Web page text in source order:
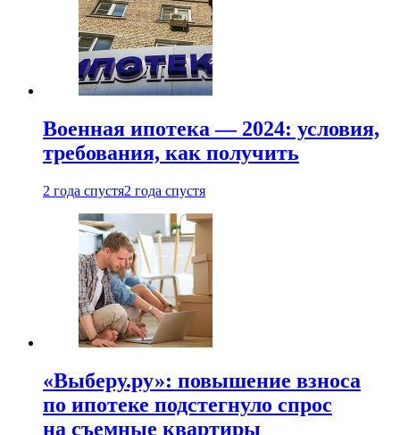
Военная ипотека — 2024: условия,
требования, как получить
2 года спустя2 года спустя
«Выберу.ру»: повышение взноса
по ипотеке подстегнуло спрос
на съемные квартиры